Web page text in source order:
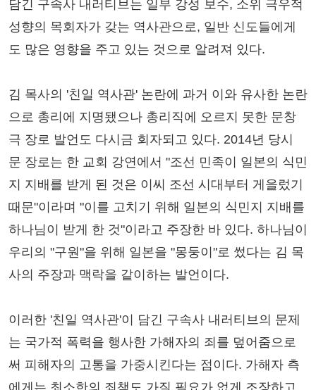
담긴 구속사 내러티브는 일부 강성 보수, 소위 극우적
성향의 목회자가 갖는 역사관으로, 일반 신도들에게
도 많은 영향을 주고 있는 것으로 알려져 있다.
김 목사의 '친일 역사관' 논란에 과거 이와 유사한 논란
으로 총리에 지명됐으나 총리직에 오르지 못한 문창
극 장로 발언도 다시금 회자되고 있다. 2014년 당시
문 장로는 한 교회 강연에서 "조선 민족이 일본의 식민
지 지배를 받게 된 것은 이씨 조선 시대부터 게을렀기
때문"이라며 "이를 고치기 위해 일본의 식민지 지배를
하나님이 받게 한 것"이라고 주장한 바 있다. 하나님이
우리의 "구원"을 위해 일본을 "몽둥이"로 썼다는 김 목
사의 주장과 맥락을 같이하는 발언이다.
이러한 '친일 역사관'이 담긴 구속사 내러티브의 문제
는 국가적 폭력을 행사한 가해자의 죄를 덮어줌으로
써 피해자의 고통을 가중시킨다는 점이다. 가해자 측